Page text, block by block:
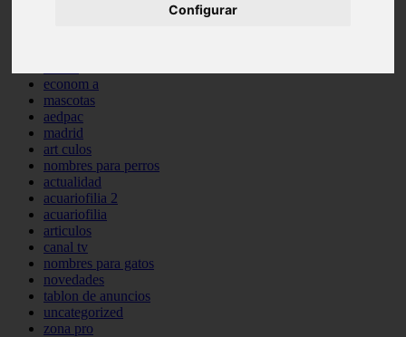
Configurar
econom a
mascotas
aedpac
madrid
art culos
nombres para perros
actualidad
acuariofilia 2
acuariofilia
articulos
canal tv
nombres para gatos
novedades
tablon de anuncios
uncategorized
zona pro